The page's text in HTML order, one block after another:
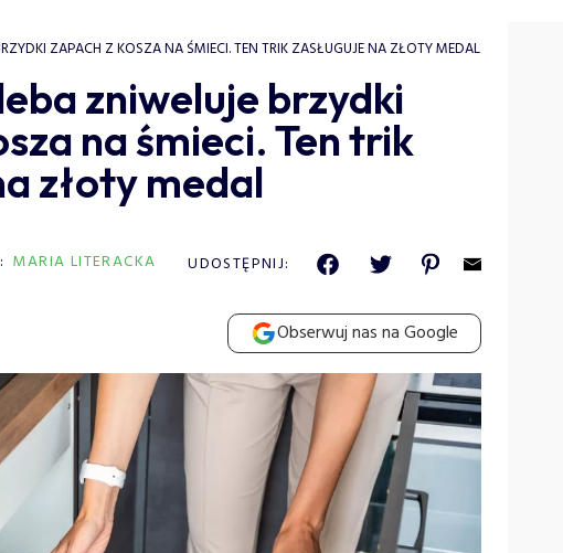
ZAPACH Z KOSZA NA ŚMIECI. TEN TRIK ZASŁUGUJE NA ZŁOTY MEDAL
zniweluje brzydki
na śmieci. Ten trik
złoty medal
MARIA LITERACKA UDOSTĘPNIJ:
Obserwuj nas na Google